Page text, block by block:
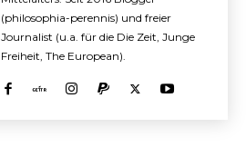
(philosophia-perennis) und freier
Journalist (u.a. für die Die Zeit, Junge
Freiheit, The European).